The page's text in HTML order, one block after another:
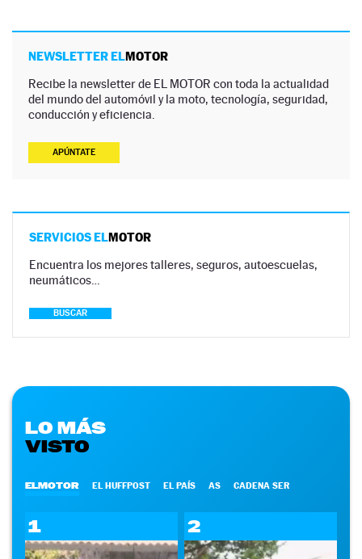
NEWSLETTER ELMOTOR
Recibe la newsletter de EL MOTOR con toda la actualidad
del mundo del automóvil y la moto, tecnología, seguridad,
conducción y eficiencia.
APÚNTATE
SERVICIOS ELMOTOR
Encuentra los mejores talleres, seguros, autoescuelas,
neumáticos…
BUSCAR
LO MÁS
VISTO
ELMOTOR EL HUFFPOST EL PAÍS AS CADENA SER
1 2